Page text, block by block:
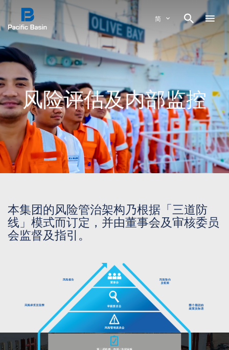
简 
风险评估及内部监控
本集团的风险管治架构乃根据「三道防
线」模式而订定，并由董事会及审核委员
会监督及指引。